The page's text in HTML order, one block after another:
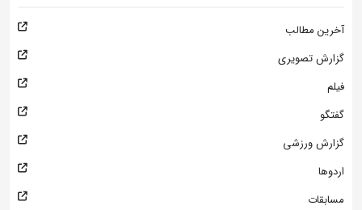
آخرین مطالب
گزارش تصویری
فیلم
گفتگو
گزارش ورزشی
اردوها
مسابقات